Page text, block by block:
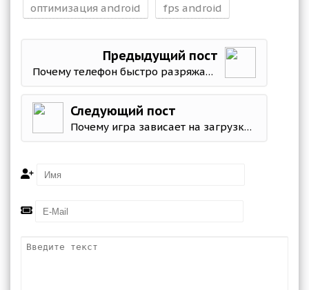
оптимизация android
fps android
Предыдущий пост
Почему телефон быстро разряжается на Android и что делать
Следующий пост
Почему игра зависает на загрузке на Android и как это исправить